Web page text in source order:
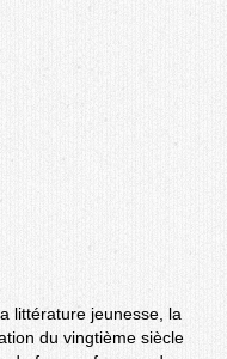
littérature jeunesse, la
du vingtième siècle